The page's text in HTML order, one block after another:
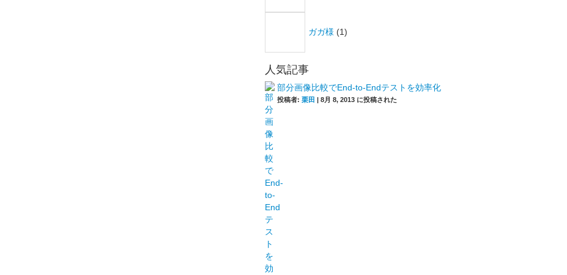
ガガ様 (1)
人気記事
部分画像比較でEnd-to-Endテストを効率化
投稿者:栗田 |8月 8, 2013 に投稿された